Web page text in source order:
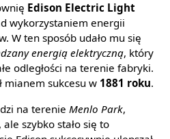
Edison Electric Light
wykorzystaniem energii
W ten sposób udało mu się
energią elektryczną, który
odległości na terenie fabryki.
mianem sukcesu w 1881 roku.
na terenie Menlo Park,
szybko stało się to